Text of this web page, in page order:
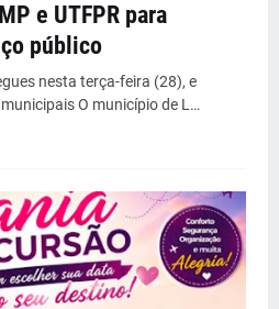
e UTFPR para
público
nesta terça-feira (28), e
O município de L…